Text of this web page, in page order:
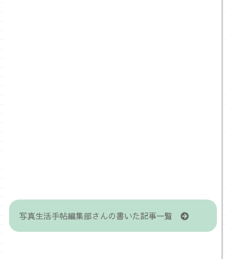
写真生活手帖編集部さんの書いた記事一覧